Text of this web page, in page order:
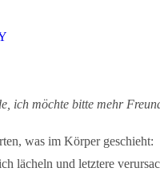
ich möchte bitte mehr
was im Körper geschieht:
lächeln und letztere